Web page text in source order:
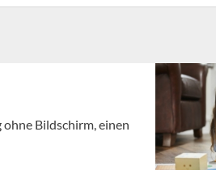
ohne Bildschirm, einen